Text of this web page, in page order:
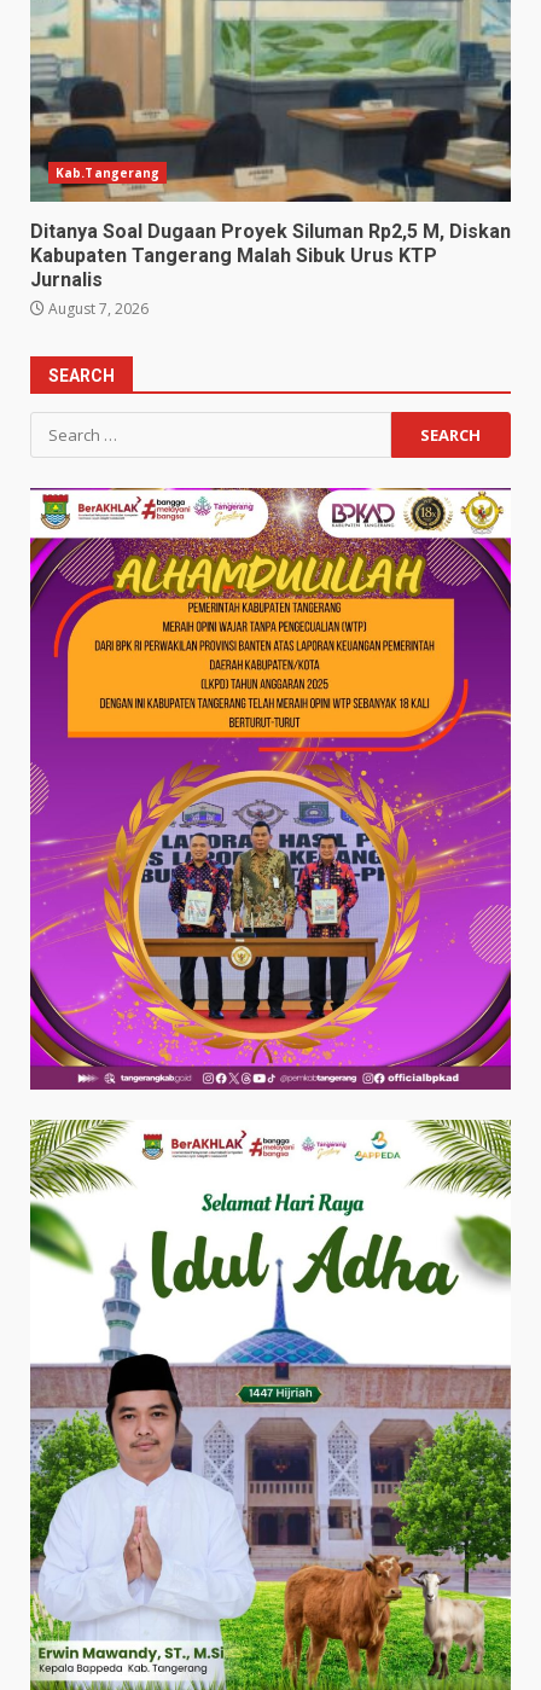
Kab.Tangerang
Ditanya Soal Dugaan Proyek Siluman Rp2,5 M, Diskan
Kabupaten Tangerang Malah Sibuk Urus KTP
Jurnalis
August 7, 2026
SEARCH
Search
for: